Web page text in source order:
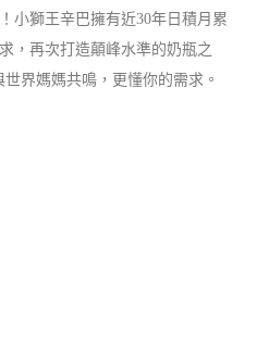
小獅王辛巴擁有近30年日積月累
，再次打造顛峰水準的奶瓶之
界媽媽共鳴，更懂你的需求。